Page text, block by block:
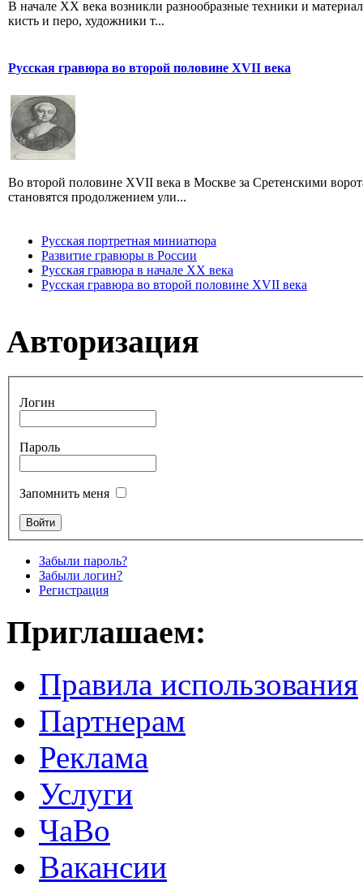
В начале XX века возникли разнообразные техники и
кисть и перо, художники т...
Русская гравюра во второй половине XVII века
Во второй половине XVII века в Москве за Сретенскими
становятся продолжением ули...
Русская портретная миниатюра
Развитие гравюры в России
Русская гравюра в начале XX века
Русская гравюра во второй половине XVII века
Авторизация
Логин
Пароль
Запомнить меня
Забыли пароль?
Забыли логин?
Регистрация
Приглашаем:
Правила использования
Партнерам
Реклама
Услуги
ЧаВо
Вакансии